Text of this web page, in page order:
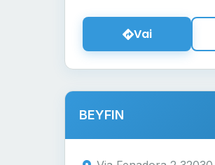
Vai
BEYFIN